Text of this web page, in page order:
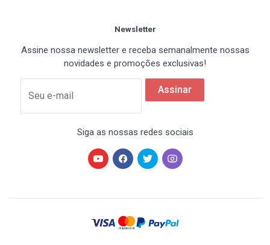
• Capacidade Bateria: 80mAh
• Distância de transmissão: 20-30metros Itens
Inclusos: 1x Microfone Sem Fio Lapela. 1x Receptor.
1x Manual De Instruções. 1x Cabo USB De
Carregamento
Newsletter
Assine nossa newsletter e receba semanalmente nossas
novidades e promoções exclusivas!
Seu e-mail
Assinar
Siga as nossas redes sociais